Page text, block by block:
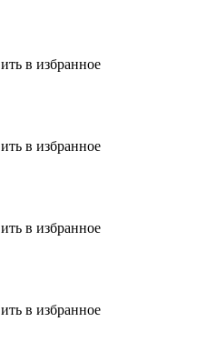
в избранное
в избранное
в избранное
в избранное